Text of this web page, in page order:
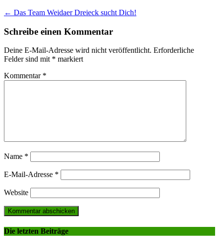
Post
navigation
← Das Team Weidaer Dreieck sucht Dich!
Schreibe einen Kommentar
Deine E-Mail-Adresse wird nicht veröffentlicht. Erforderliche
Felder sind mit * markiert
Kommentar *
Name *
E-Mail-Adresse *
Website
Die letzten Beiträge